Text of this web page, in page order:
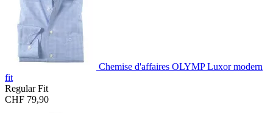
Chemise d'affaires OLYMP Luxor modern
fit
Regular Fit
CHF 79,90